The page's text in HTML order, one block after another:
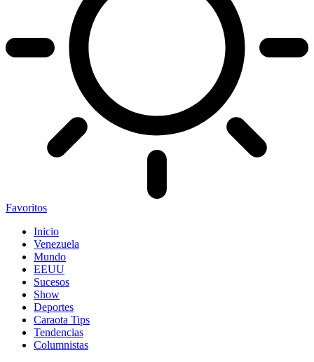
Favoritos
Inicio
Venezuela
Mundo
EEUU
Sucesos
Show
Deportes
Caraota Tips
Tendencias
Columnistas